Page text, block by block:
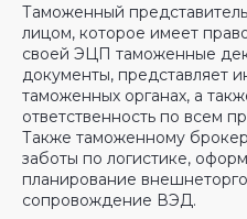
Таможенный
лицом, которое имеет
своей ЭЦП таможенные
документы, представляет
таможенных органах, а
ответственность по всем
Также таможенному
заботы по логистике,
планирование
сопровождение ВЭД.